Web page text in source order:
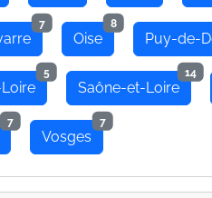
7
Oise
8
Puy-de-
5
Saône-et-Loire
14
7
Vosges
7